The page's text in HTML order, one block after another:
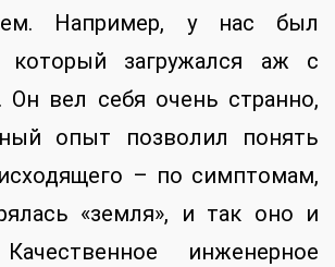
Например, у нас был
который загружался аж с
Он вел себя очень странно,
опыт позволил понять
– по симптомам,
«земля», и так оно и
инженерное